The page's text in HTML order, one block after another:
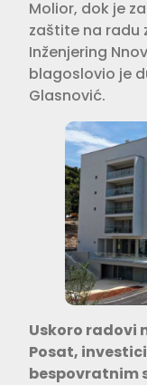
Molior, dok je
zaštite na radu
Inženjering
blagoslovio je
Glasnović.
Uskoro radovi
Posat,
bespovratnim